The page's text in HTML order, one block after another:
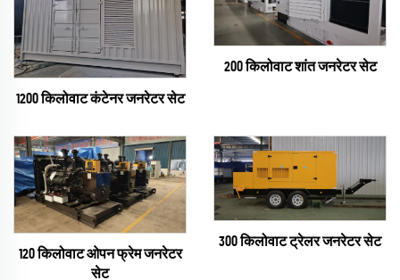
1200 किलोवाट कंटेनर जनरेटर सेट
200 किलोवाट शांत जनरेटर सेट
120 किलोवाट ओपन फ्रेम जनरेटर
सेट
300 किलोवाट ट्रेलर जनरेटर सेट